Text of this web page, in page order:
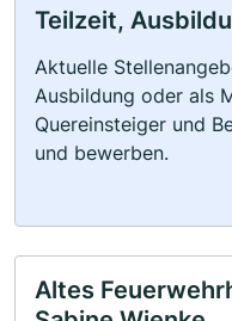
Teilzeit,
Aktuelle
Ausbildung oder als
Quereinsteiger und
und bewerben.
Altes